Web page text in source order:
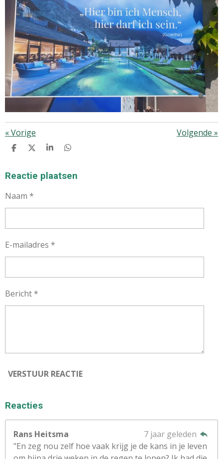
«Vorige Volgende »
D
E
D
L
S
R
D
E
Reactie plaatsen
Naam *
E-mailadres *
Bericht *
VERSTUUR REACTIE
Reacties
Rans Heitsma
7 jaar geleden
"En zeg nou zelf hoe vaak krijg je de kans in je leven